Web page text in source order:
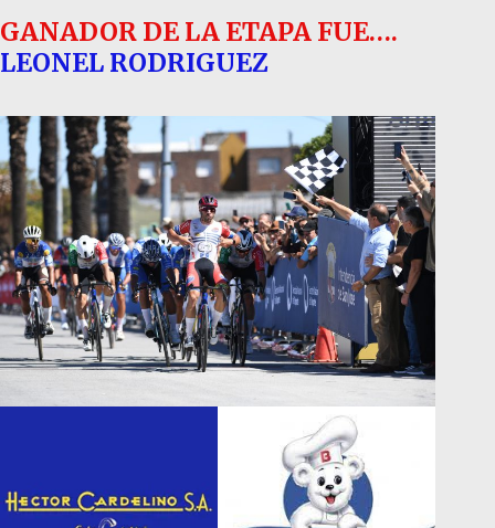
GANADOR DE LA ETAPA FUE….
LEONEL RODRIGUEZ